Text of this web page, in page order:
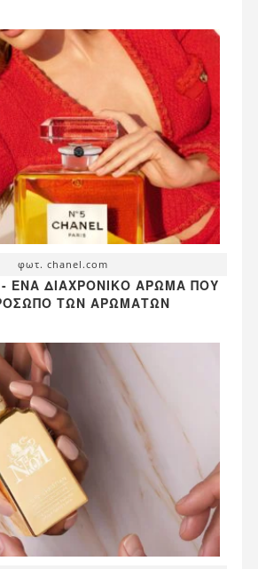
φωτ. chanel.com
- ΈΝΑ ΔΙΑΧΡΟΝΙΚΌ ΆΡΩΜΑ ΠΟΥ
ΤΩΝ ΑΡΩΜΆΤΩΝ